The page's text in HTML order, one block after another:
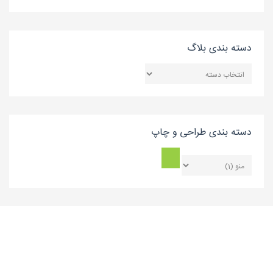
دسته بندی بلاگ
بندی
دسته بندی طراحی و چاپ